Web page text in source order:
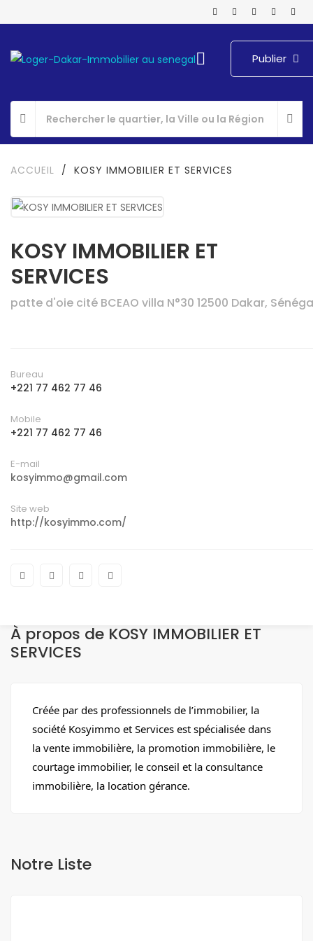
Publier
ACCUEIL / KOSY IMMOBILIER ET SERVICES
KOSY IMMOBILIER ET
SERVICES
patte d'oie cité BCEAO villa N°30 12500 Dakar,
Bureau
+221 77 462 77 46
Mobile
+221 77 462 77 46
E-mail
kosyimmo@gmail.com
Site web
http://kosyimmo.com/
À propos de KOSY IMMOBILIER ET
SERVICES
Créée par des professionnels de l’immobilier, la
société Kosyimmo et Services est spécialisée dans
la vente immobilière, la promotion immobilière, le
courtage immobilier, le conseil et la consultance
immobilière, la location gérance.
Notre Liste